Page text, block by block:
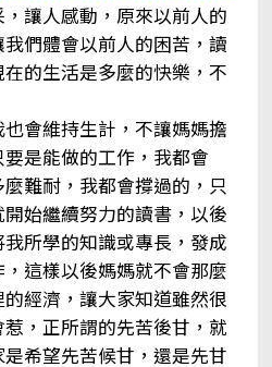
讓人感動，原來以前人的
們體會以前人的困苦，讀
的生活是多麼的快樂，不
會維持生計，不讓媽媽擔
是能做的工作，我都會
難耐，我都會撐過的，只
始繼續努力的讀書，以後
所學的知識或專長，發成
這樣以後媽媽就不會那麼
經濟，讓大家知道雖然很
，正所謂的先苦後甘，就
希望先苦候甘，還是先甘